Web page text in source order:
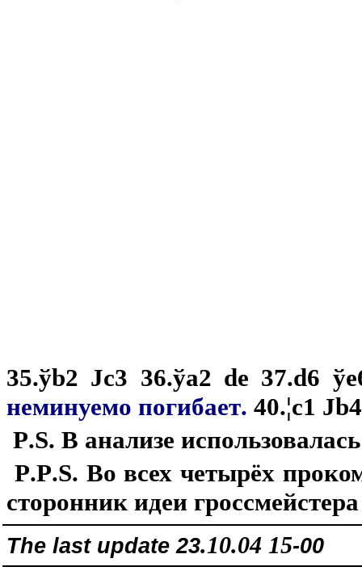
35.ўb2 Јc3 36.ўa2 de 37.d6 ў
неминуемо погибает. 40.¦c1
P.S. В анализе
P.P.S. Во всех четырёх
сторонник идеи
The last update 23.10.04 15-00